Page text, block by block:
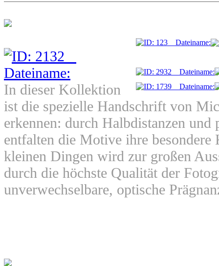
In dieser Kollektion
ist die spezielle Handschrift von
erkennen: durch Halbdistanzen und
entfalten die Motive ihre
kleinen Dingen wird zur großen
durch die höchste Qualität der
unverwechselbare, optische